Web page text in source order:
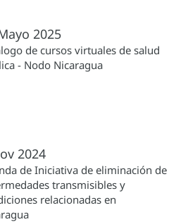
2025
de cursos virtuales de salud
- Nodo Nicaragua
2024
de Iniciativa de eliminación de
transmisibles y
relacionadas en